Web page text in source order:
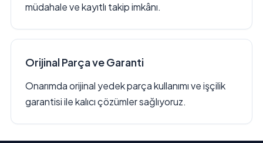
müdahale ve kayıtlı takip imkânı.
Orijinal Parça ve Garanti
Onarımda orijinal yedek parça kullanımı ve işçilik
garantisi ile kalıcı çözümler sağlıyoruz.